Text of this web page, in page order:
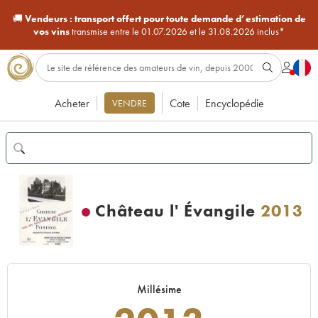
🚚Vendeurs : transport offert pour toute demande d’estimation de
vos vinstransmise entre le 01.07.2026 et le 31.08.2026 inclus*
Acheter VENDRE Cote Encyclopédie
Château l' Évangile 2013
Millésime